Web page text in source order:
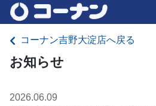
コーナン吉野大淀店へ戻る
お知らせ
2026.06.09